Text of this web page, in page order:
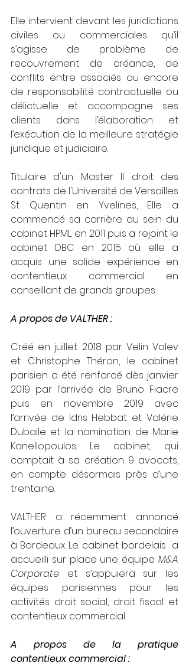
Elle intervient devant les juridictions
civiles ou commerciales qu’il
s’agisse de problème de
recouvrement de créance, de
conflits entre associés ou encore
de responsabilité contractuelle ou
délictuelle et accompagne ses
clients dans l’élaboration et
l’exécution de la meilleure stratégie
juridique et judiciaire.
​Titulaire d'un Master II droit des
contrats de l'Université de Versailles
St Quentin en Yvelines, Elle a
commencé sa carrière au sein du
cabinet HPML en 2011 puis a rejoint le
cabinet DBC en 2015 où elle a
acquis une solide expérience en
contentieux commercial en
conseillant de grands groupes.
A propos de VALTHER :
Créé en juillet 2018 par Velin Valev
et Christophe Théron, le cabinet
parisien a été renforcé dès janvier
2019 par l’arrivée de Bruno Fiacre
puis en novembre 2019 avec
l’arrivée de Idris Hebbat et Valérie
Dubaile et la nomination de Marie
Kanellopoulos. Le cabinet, qui
comptait à sa création 9 avocats,
en compte désormais près d’une
trentaine.
VALTHER a récemment annoncé
l’ouverture d’un bureau secondaire
à Bordeaux. Le cabinet bordelais  a
accueilli sur place une équipe M&A
Corporate et s’appuiera sur les
équipes parisiennes pour les
activités droit social, droit fiscal et
contentieux commercial.
A propos de la pratique
contentieux commercial :